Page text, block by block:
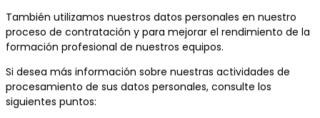
También utilizamos nuestros datos personales en nuestro
proceso de contratación y para mejorar el rendimiento de la
formación profesional de nuestros equipos.
Si desea más información sobre nuestras actividades de
procesamiento de sus datos personales, consulte los
siguientes puntos: